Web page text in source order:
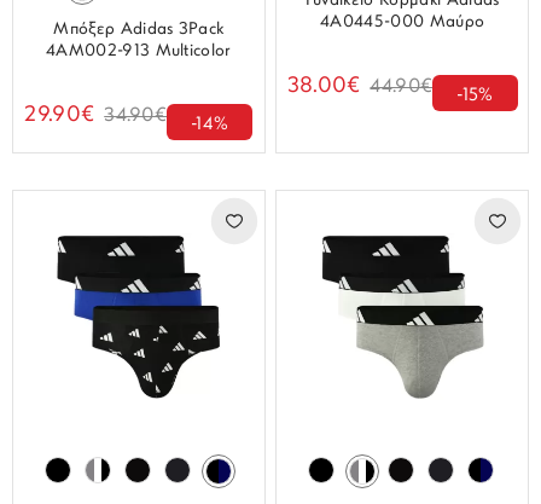
Μπόξερ Adidas 3Pack
4AM002-913 Multicolor
29.90€ 34.90€ -14%
4A0445-000 Μαύρο
38.00€ 44.90€ -15%